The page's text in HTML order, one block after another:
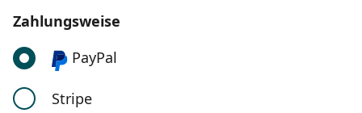
Zahlungsweise
PayPal
Stripe